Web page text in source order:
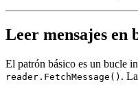
Leer mensajes en
El patrón básico es un bucle
reader.FetchMessage() .